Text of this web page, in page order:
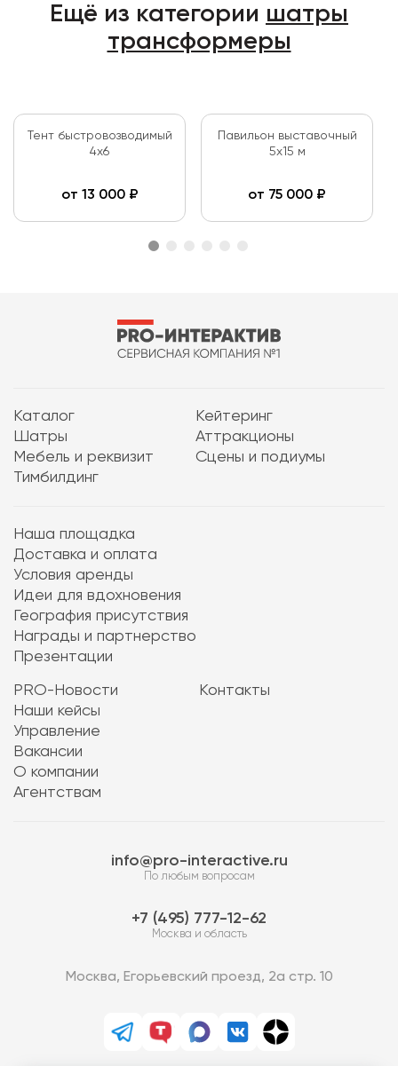
Ещё из категории шатры
трансформеры
Тент быстровозводимый
4х6
от 13 000₽
Павильон выставочный
5х15 м
от 75 000 ₽
Каталог
Кейтеринг
Шатры
Аттракционы
Мебель и реквизит
Сцены и подиумы
Тимбилдинг
Наша площадка
Доставка и оплата
Условия аренды
Идеи для вдохновения
География присутствия
Награды и партнерство
Презентации
PRO-Новости
Наши кейсы
Управление
Вакансии
О компании
Агентствам
Контакты
info@pro-interactive.ru
По любым вопросам
7 (495) 777-12-62
Москва и область
Москва, Егорьевский проезд, 2а стр. 10